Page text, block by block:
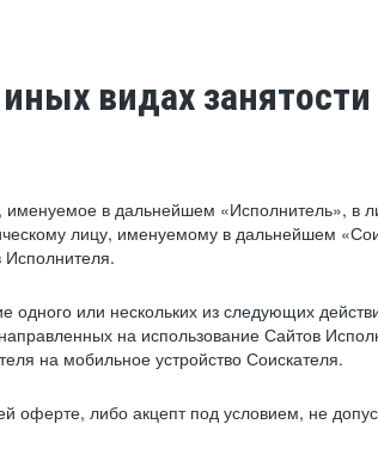
видах занятости
в дальнейшем «Исполнитель», в
лицу, именуемому в дальнейшем
Исполнителя.
или нескольких из следующих
на использование Сайтов
на мобильное устройство Соискателя.
оферте, либо акцепт под условием, не